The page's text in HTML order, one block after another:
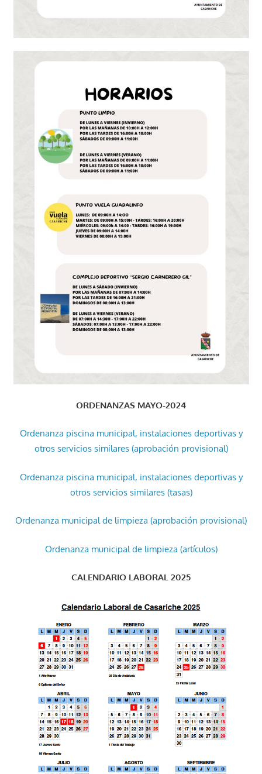
ORDENANZAS MAYO-2024
Ordenanza piscina municipal, instalaciones deportivas y
otros servicios similares (aprobación provisional)
Ordenanza piscina municipal, instalaciones deportivas y
otros servicios similares (tasas)
Ordenanza municipal de limpieza (aprobación provisional)
Ordenanza municipal de limpieza (artículos)
CALENDARIO LABORAL 2025